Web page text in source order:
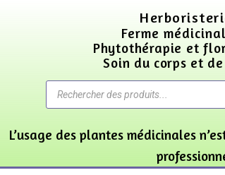
Ferme
Phytothérapie et
Soin du corps et
L’usage des plantes médicinales